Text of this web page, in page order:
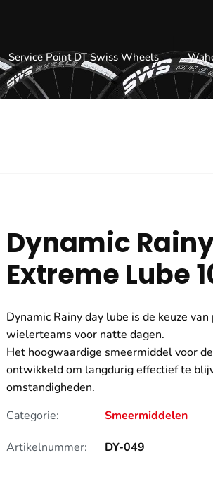
Service Point DT Swiss Wheels
Dynamic
Extreme Lube
Dynamic Rainy day lube is de keuze
wielerteams voor natte dagen.
Het hoogwaardige smeermiddel voor
ontwikkeld om langdurig effectief te
omstandigheden.
Categorie:
Smeermiddelen
Artikelnummer: DY-049